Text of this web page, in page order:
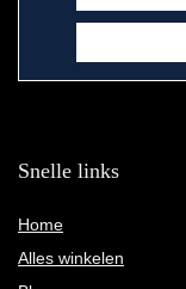
Snelle links
Home
Alles winkelen